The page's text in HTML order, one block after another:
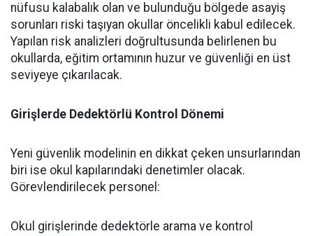
nüfusu kalabalık olan ve bulunduğu bölgede asayiş
sorunları riski taşıyan okullar öncelikli kabul edilecek.
Yapılan risk analizleri doğrultusunda belirlenen bu
okullarda, eğitim ortamının huzur ve güvenliği en üst
seviyeye çıkarılacak.
Girişlerde Dedektörlü Kontrol Dönemi
​Yeni güvenlik modelinin en dikkat çeken unsurlarından
biri ise okul kapılarındaki denetimler olacak.
Görevlendirilecek personel:
​Okul girişlerinde dedektörle arama ve kontrol